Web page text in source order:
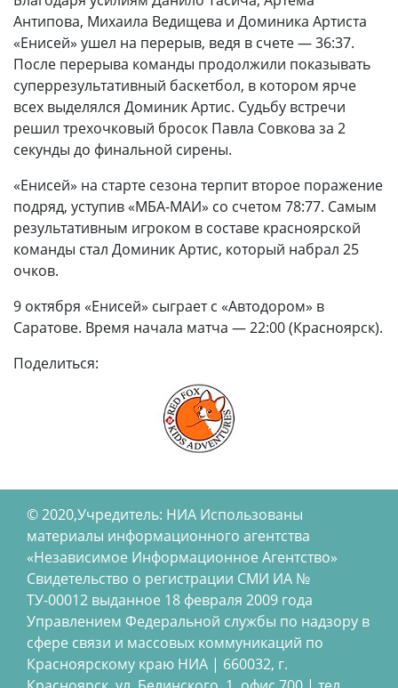
Антипова, Михаила Ведищева и Доминика Артиста
«Енисей» ушел на перерыв, ведя в счете — 36:37.
После перерыва команды продолжили показывать
суперрезультативный баскетбол, в котором ярче
всех выделялся Доминик Артис. Судьбу встречи
решил трехочковый бросок Павла Совкова за 2
секунды до финальной сирены.
«Енисей» на старте сезона терпит второе поражение
подряд, уступив «МБА-МАИ» со счетом 78:77. Самым
результативным игроком в составе красноярской
команды стал Доминик Артис, который набрал 25
очков.
9 октября «Енисей» сыграет с «Автодором» в
Саратове. Время начала матча — 22:00 (Красноярск).
Поделиться:
© 2020,Учредитель: НИА Использованы
материалы информационного агентства
«Независимое Информационное Агентство»
Свидетельство о регистрации СМИ ИА №
ТУ-00012 выданное 18 февраля 2009 года
Управлением Федеральной службы по надзору в
сфере связи и массовых коммуникаций по
Красноярскому краю НИА | 660032, г.